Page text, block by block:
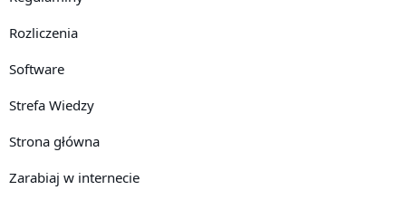
Rozliczenia
Software
Strefa Wiedzy
Strona główna
Zarabiaj w internecie